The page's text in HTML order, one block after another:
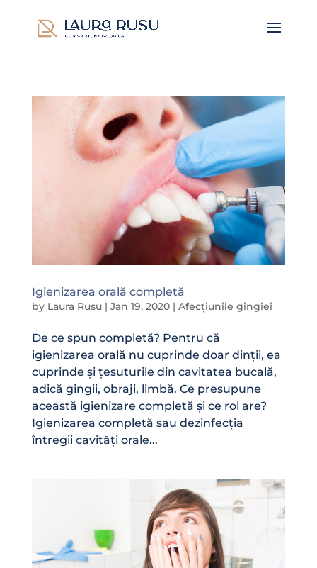
Igienizarea orală completă
by Laura Rusu| Jan 19, 2020| Afecțiunile gingiei
De ce spun completă? Pentru că
igienizarea orală nu cuprinde doar dinții, ea
cuprinde și țesuturile din cavitatea bucală,
adică gingii, obraji, limbă. Ce presupune
această igienizare completă și ce rol are?
Igienizarea completă sau dezinfecția
întregii cavități orale...